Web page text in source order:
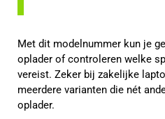
Met dit modelnummer kun je
oplader of controleren welke
vereist. Zeker bij zakelijke
meerdere varianten die nét
oplader.